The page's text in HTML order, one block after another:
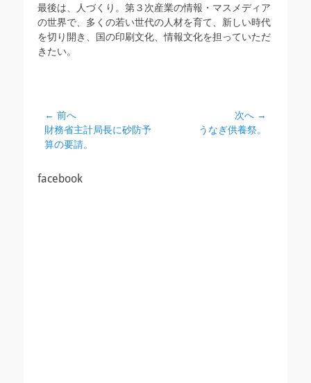
最後は、人づくり。第３次産業の情報・マスメディア
の世界で、多くの若い世代の人材を育て、新しい時代
を切り開き、国の印刷文化、情報文化を担っていただ
きたい。
投
稿
ナ
ゲ
← 前へ
前
の
財務省主計局長に砂防予
算の要請。
次へ →
うなぎ供養祭。
facebook